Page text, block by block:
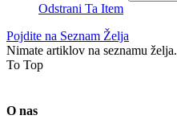
Odstrani Ta Item
Pojdite na Seznam Želja
Nimate artiklov na seznamu želja.
To Top
O nas